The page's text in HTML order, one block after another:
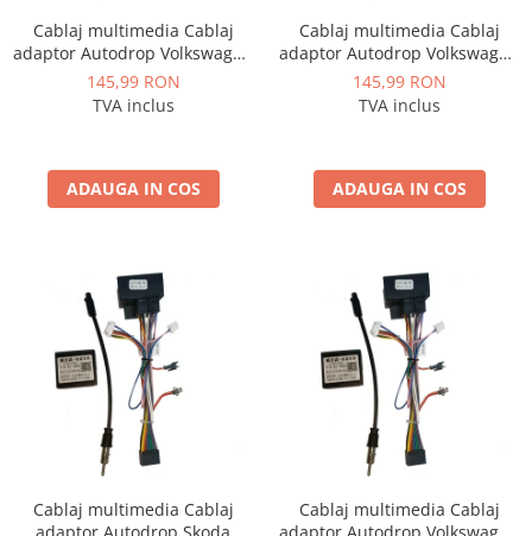
Rame adaptoare Daihatsu
Rame adaptoare Mazda
Rame adaptoare Alfa Romeo
Rame adaptoare Fiat
Rame adaptoare Hyundai
Rame adaptoare Chevrolet
Rame adaptoare Mitsubishi
Rame adaptoare Jeep
Cablaj multimedia Cablaj
adaptor Autodrop Volkswagen
Tiguan (2010-2015) pentru
Navigații multimedia Android
145,99 RON
TVA inclus
ADAUGA IN COS
Cablaj multimedia Cablaj
adaptor Autodrop Volkswagen
Touran (2011-2015) pentru
Navigații multimedia Android
145,99 RON
TVA inclus
ADAUGA IN COS
Cablaj multimedia Cablaj
Cablaj multimedia Cablaj